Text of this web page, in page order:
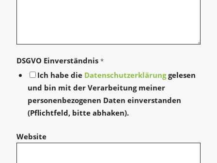
DSGVO Einverständnis *
Ich habe die Datenschutzerklärunggelesen
und bin mit der Verarbeitung meiner
personenbezogenen Daten einverstanden
(Pflichtfeld, bitte abhaken).
Website